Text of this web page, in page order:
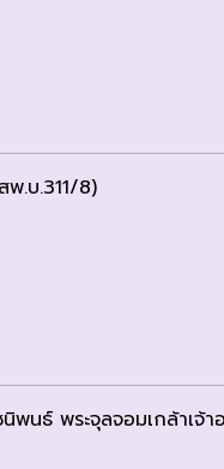
.บ.311/8)
นิพนธ์ พระจุลจอมเกล้าเจ้